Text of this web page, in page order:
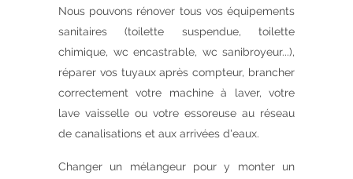
Nous pouvons rénover tous vos équipements
sanitaires (toilette suspendue, toilette
chimique, wc encastrable, wc sanibroyeur...),
réparer vos tuyaux après compteur, brancher
correctement votre machine à laver, votre
lave vaisselle ou votre essoreuse au réseau
de canalisations et aux arrivées d'eaux.
Changer un mélangeur pour y monter un